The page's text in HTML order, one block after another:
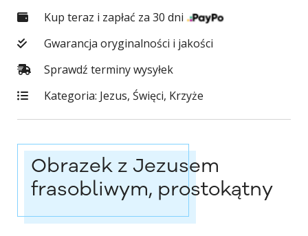
Obrazek z Jezusem
frasobliwym, prostokątny
Kup teraz i zapłać za 30 dni
Gwarancja oryginalności i jakości
Sprawdź terminy wysyłek
Kategoria: Jezus, Święci, Krzyże